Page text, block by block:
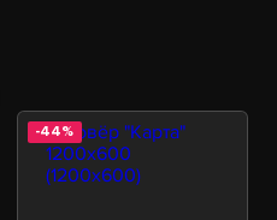
-44%